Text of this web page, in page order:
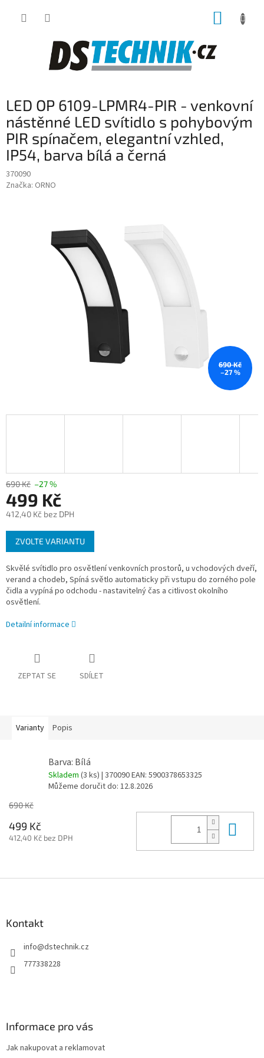
LED OP 6109-LPMR4-PIR - venkovní
nástěnné LED svítidlo s pohybovým
PIR spínačem, elegantní vzhled,
IP54, barva bílá a černá
370090
Značka: ORNO
690 Kč
–27 %
690 Kč –27 %
499 Kč
412,40 Kč bez DPH
Měrná
cena:
ZVOLTE VARIANTU
Skvělé svítidlo pro osvětlení venkovních prostorů, u vchodových dveří,
verand a chodeb, Spíná světlo automaticky při vstupu do zorného pole
čidla a vypíná po odchodu - nastavitelný čas a citlivost okolního
osvětlení.
Detailní informace
ZEPTAT SE SDÍLET
Varianty Popis
Barva: Bílá
Skladem (3 ks) | 370090EAN: 5900378653325
Můžeme doručit do: 12.8.2026
690 Kč
499 Kč
412,40 Kč bez DPH
Kontakt
info@dstechnik.cz
777338228
Informace pro vás
Jak nakupovat a reklamovat